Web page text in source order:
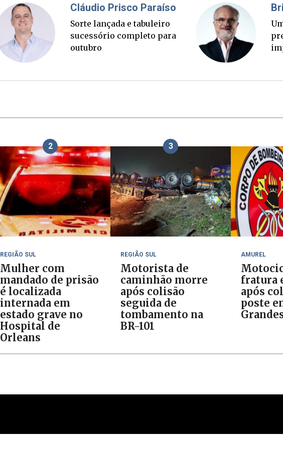
Fabiano Bordignon
Ponte Anita Garibaldi virou
palanque eleitoral
2
REGIÃO SUL
Mulher com
mandado de prisão
é localizada
internada em
estado grave no
Hospital de
Orleans
3
REGIÃO SUL
Motorista de
caminhão morre
após colisão
seguida de
tombamento na
BR-101
AMUREL
fratura
após
poste